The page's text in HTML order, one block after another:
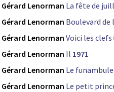
Gérard Lenorman La fête de
Gérard Lenorman Boulevard de
Gérard Lenorman Voici les clefs
Gérard Lenorman Il 1971
Gérard Lenorman Le funambule
Gérard Lenorman Le petit